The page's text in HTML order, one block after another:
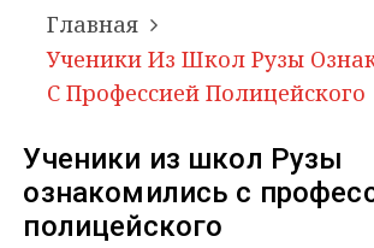
Главная
Ученики Из Школ Рузы
С Профессией Полицейского
Ученики из школ Рузы
ознакомились с
полицейского